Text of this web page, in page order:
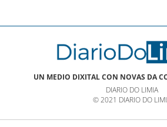
UN MEDIO DIXITAL CON NOVAS DA
DIARIO DO LIMIA
© 2021 DIARIO DO